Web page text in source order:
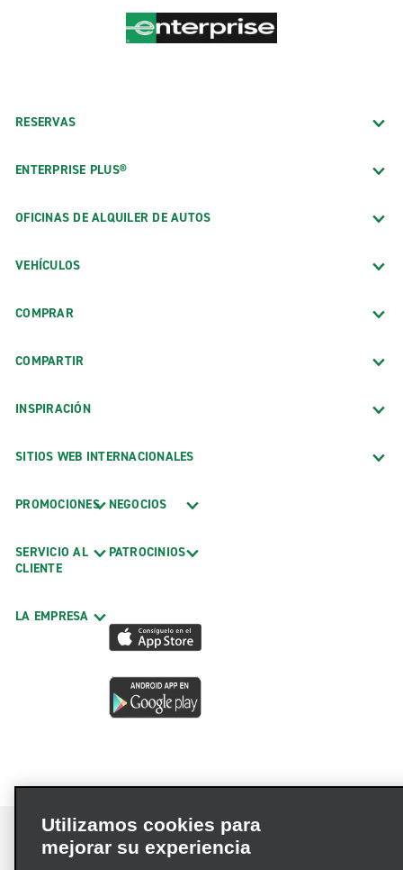
RESERVAS
ENTERPRISE PLUS®
OFICINAS DE ALQUILER DE AUTOS
VEHÍCULOS
COMPRAR
COMPARTIR
INSPIRACIÓN
SITIOS WEB INTERNACIONALES
PROMOCIONES
SERVICIO AL
CLIENTE
LA EMPRESA
NEGOCIOS
PATROCINIOS
Utilizamos cookies para
mejorar su experiencia